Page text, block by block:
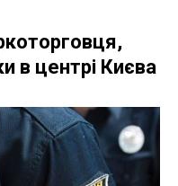
в центрі Києва